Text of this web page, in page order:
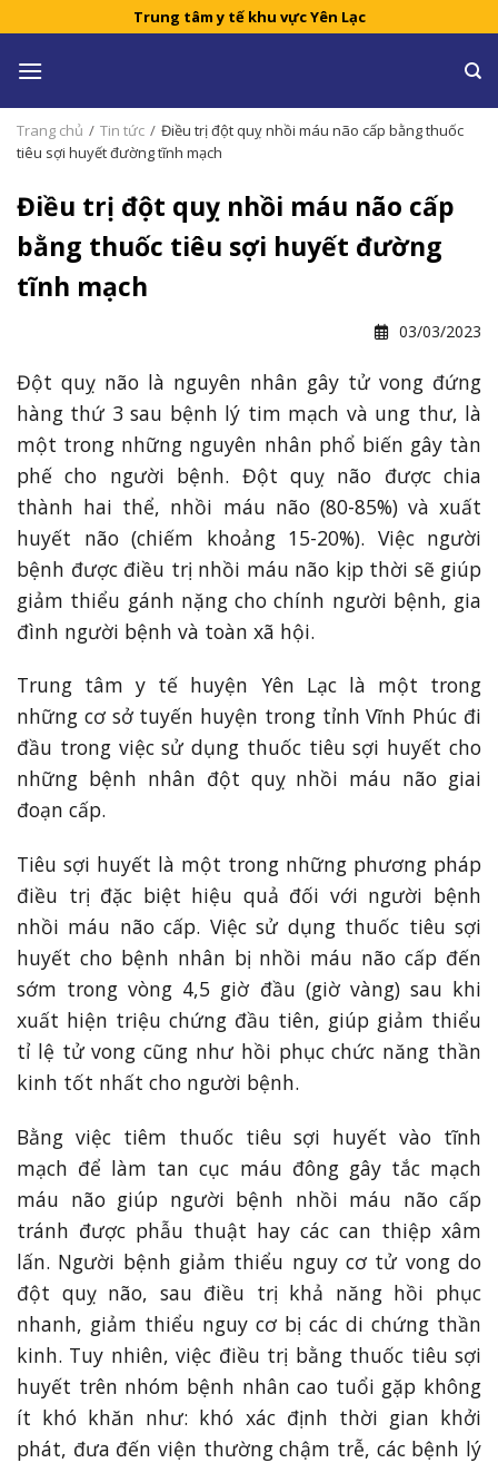
to
content
Trung tâm y tế khu vực Yên Lạc
Trang chủ / Tin tức / Điều trị đột quỵ nhồi máu não cấp bằng thuốc
tiêu sợi huyết đường tĩnh mạch
Điều trị đột quỵ nhồi máu não cấp
bằng thuốc tiêu sợi huyết đường
tĩnh mạch
03/03/2023
Đột quỵ não là nguyên nhân gây tử vong đứng
hàng thứ 3 sau bệnh lý tim mạch và ung thư, là
một trong những nguyên nhân phổ biến gây tàn
phế cho người bệnh. Đột quỵ não được chia
thành hai thể, nhồi máu não (80-85%) và xuất
huyết não (chiếm khoảng 15-20%). Việc người
bệnh được điều trị nhồi máu não kịp thời sẽ giúp
giảm thiểu gánh nặng cho chính người bệnh, gia
đình người bệnh và toàn xã hội.
Trung tâm y tế huyện Yên Lạc là một trong
những cơ sở tuyến huyện trong tỉnh Vĩnh Phúc đi
đầu trong việc sử dụng thuốc tiêu sợi huyết cho
những bệnh nhân đột quỵ nhồi máu não giai
đoạn cấp.
Tiêu sợi huyết là một trong những phương pháp
điều trị đặc biệt hiệu quả đối với người bệnh
nhồi máu não cấp. Việc sử dụng thuốc tiêu sợi
huyết cho bệnh nhân bị nhồi máu não cấp đến
sớm trong vòng 4,5 giờ đầu (giờ vàng) sau khi
xuất hiện triệu chứng đầu tiên, giúp giảm thiểu
tỉ lệ tử vong cũng như hồi phục chức năng thần
kinh tốt nhất cho người bệnh.
Bằng việc tiêm thuốc tiêu sợi huyết vào tĩnh
mạch để làm tan cục máu đông gây tắc mạch
máu não giúp người bệnh nhồi máu não cấp
tránh được phẫu thuật hay các can thiệp xâm
lấn. Người bệnh giảm thiểu nguy cơ tử vong do
đột quỵ não, sau điều trị khả năng hồi phục
nhanh, giảm thiểu nguy cơ bị các di chứng thần
kinh. Tuy nhiên, việc điều trị bằng thuốc tiêu sợi
huyết trên nhóm bệnh nhân cao tuổi gặp không
ít khó khăn như: khó xác định thời gian khởi
phát, đưa đến viện thường chậm trễ, các bệnh lý